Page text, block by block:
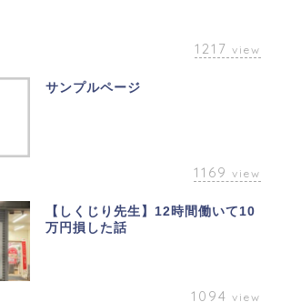
1217 view
サンプルページ
1169 view
【しくじり先生】12時間働いて10
万円損した話
1094 view